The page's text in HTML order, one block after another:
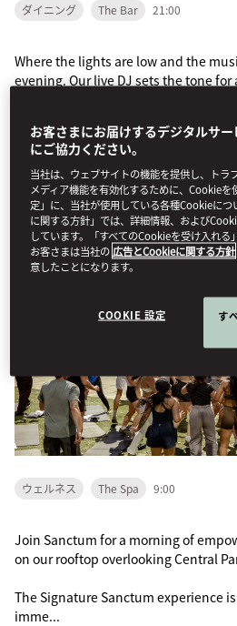
ダイニング The Bar 21:00
Where the lights are low and the
evening. Our live DJ sets the tone
詳細はこちら
Book Table
The Signature Sanctum
ウェルネス The Spa 9:00
Join Sanctum for a morning of
on our rooftop overlooking Central
The Signature Sanctum experience
imme...
お客さまにお届けするデジタルサ
にご協力ください。
当社は、ウェブサイトの機能を提供し、トラ
メディア機能を有効化するために、Cookie
定」に、当社が使用している各種Cookieに
に関する方針」では、詳細情報、および
しています。「すべてのCookieを受け入れる
お客さまは当社の 広告とCookieに関する方針
意したことになります。
COOKIE 設定
す